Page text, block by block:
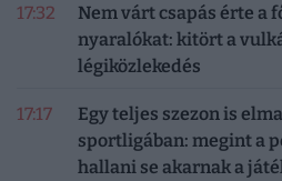
17:32
Nem várt csapás érte a
nyaralókat: kitört a
légiközlekedés
17:17
Egy teljes szezon is
sportligában: megint a
hallani se akarnak a